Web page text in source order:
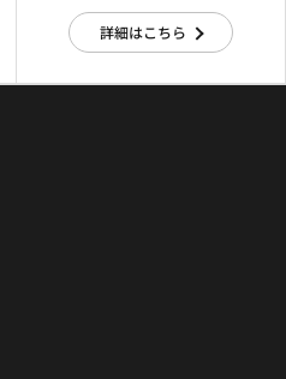
詳細はこちら